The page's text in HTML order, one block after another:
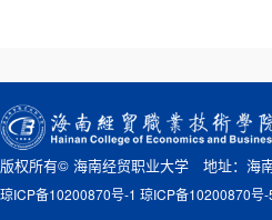
版权所有© 海南经贸职业大学 地址：海
琼ICP备10200870号-1 琼ICP备10200870号-